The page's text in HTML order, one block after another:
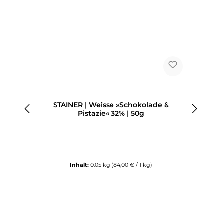
STAINER | Weisse »Schokolade &
Pistazie« 32% | 50g
Inhalt: 0.05 kg (84,00 € / 1 kg)